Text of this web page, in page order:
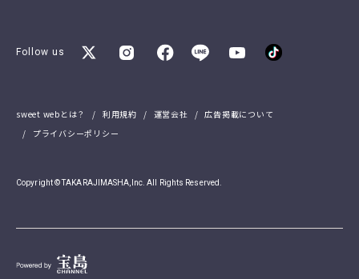
Follow us
sweet webとは？ 利用規約 運営会社
広告掲載について
プライバシーポリシー
Copyright © TAKARAJIMASHA,Inc. All Rights Reserved.